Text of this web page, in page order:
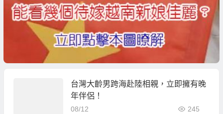
台灣大齡男跨海赴陸相親，立即擁有晚
年伴侶！
08/12 245